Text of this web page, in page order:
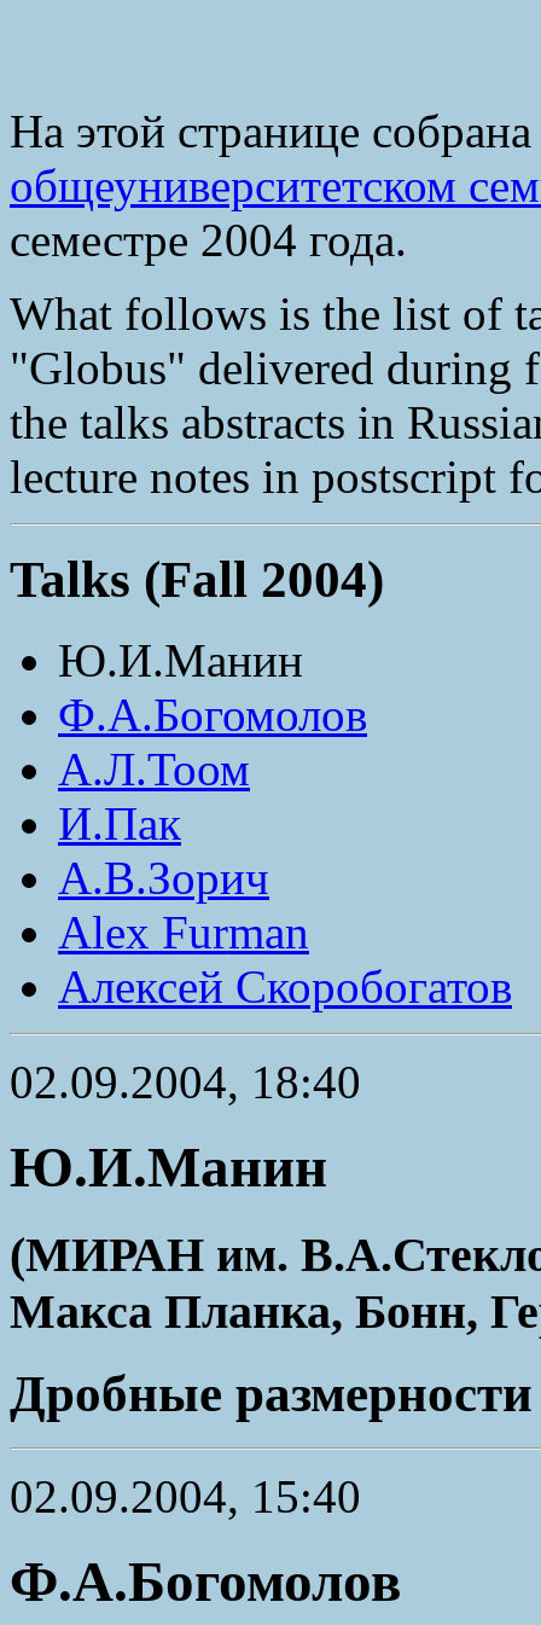
На этой странице
общеуниверситетском
семестре 2004 года.
What follows is the list of
"Globus" delivered during
the talks abstracts in
lecture notes in postscript
Talks (Fall 2004)
Ю.И.Манин
Ф.А.Богомолов
А.Л.Тоом
И.Пак
А.В.Зорич
Alex Furman
Алексей Скоробогатов
02.09.2004, 18:40
Ю.И.Манин
(МИРАН им.
Макса Планка, Бонн,
Дробные
02.09.2004, 15:40
Ф.А.Богомолов